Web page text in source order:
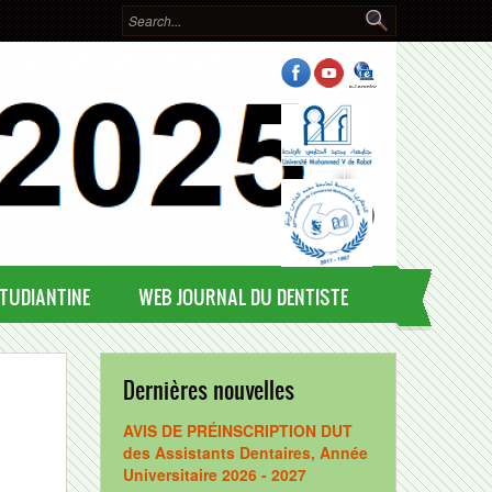
Search form
WEB JOURNAL DU DENTISTE
Dernières nouvelles
AVIS DE PRÉINSCRIPTION DUT
des Assistants Dentaires, Année
Universitaire 2026 - 2027